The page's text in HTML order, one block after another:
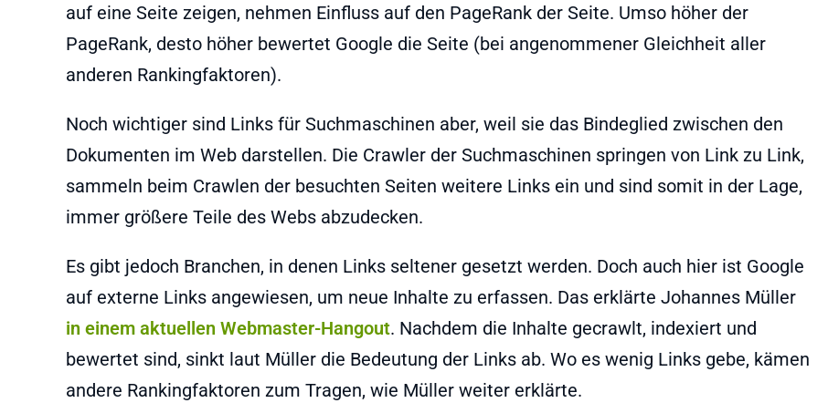
auf eine Seite zeigen, nehmen Einfluss auf den PageRank der Seite. Umso höher der
PageRank, desto höher bewertet Google die Seite (bei angenommener Gleichheit aller
anderen Rankingfaktoren).
Noch wichtiger sind Links für Suchmaschinen aber, weil sie das Bindeglied zwischen den
Dokumenten im Web darstellen. Die Crawler der Suchmaschinen springen von Link zu Link,
sammeln beim Crawlen der besuchten Seiten weitere Links ein und sind somit in der Lage,
immer größere Teile des Webs abzudecken.
Es gibt jedoch Branchen, in denen Links seltener gesetzt werden. Doch auch hier ist Google
auf externe Links angewiesen, um neue Inhalte zu erfassen. Das erklärte Johannes Müller
in einem aktuellen Webmaster-Hangout. Nachdem die Inhalte gecrawlt, indexiert und
bewertet sind, sinkt laut Müller die Bedeutung der Links ab. Wo es wenig Links gebe, kämen
andere Rankingfaktoren zum Tragen, wie Müller weiter erklärte.